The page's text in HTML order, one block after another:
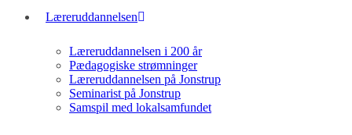
Læreruddannelsen
Læreruddannelsen i 200 år
Pædagogiske strømninger
Læreruddannelsen på Jonstrup
Seminarist på Jonstrup
Samspil med lokalsamfundet